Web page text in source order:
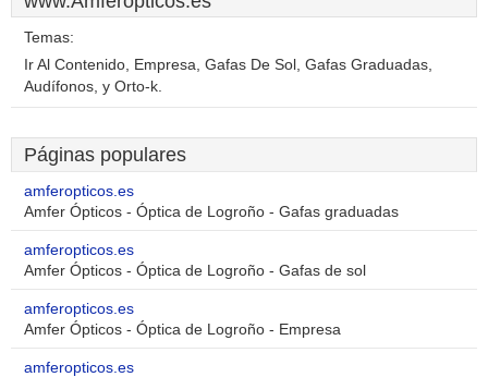
Temas:
Ir Al Contenido, Empresa, Gafas De Sol, Gafas Graduadas,
Audífonos, y Orto-k.
Páginas populares
amferopticos.es
Amfer Ópticos - Óptica de Logroño - Gafas graduadas
amferopticos.es
Amfer Ópticos - Óptica de Logroño - Gafas de sol
amferopticos.es
Amfer Ópticos - Óptica de Logroño - Empresa
amferopticos.es